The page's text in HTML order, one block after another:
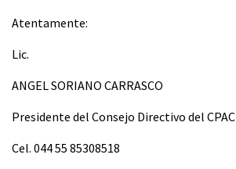
Atentamente:
Lic.
ANGEL SORIANO CARRASCO
Presidente del Consejo Directivo del CPAC
Cel. 044 55 85308518